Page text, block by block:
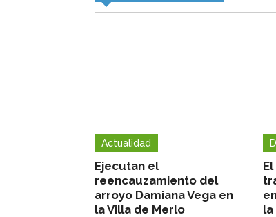
Actualidad
Ejecutan el
reencauzamiento del
arroyo Damiana Vega en
la Villa de Merlo
la